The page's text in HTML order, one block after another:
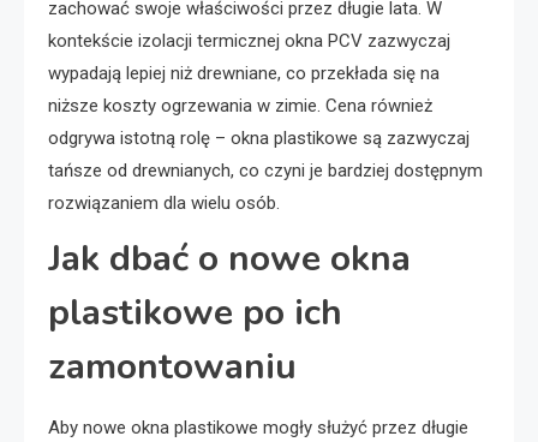
zachować swoje właściwości przez długie lata. W
kontekście izolacji termicznej okna PCV zazwyczaj
wypadają lepiej niż drewniane, co przekłada się na
niższe koszty ogrzewania w zimie. Cena również
odgrywa istotną rolę – okna plastikowe są zazwyczaj
tańsze od drewnianych, co czyni je bardziej dostępnym
rozwiązaniem dla wielu osób.
Jak dbać o nowe okna
plastikowe po ich
zamontowaniu
Aby nowe okna plastikowe mogły służyć przez długie